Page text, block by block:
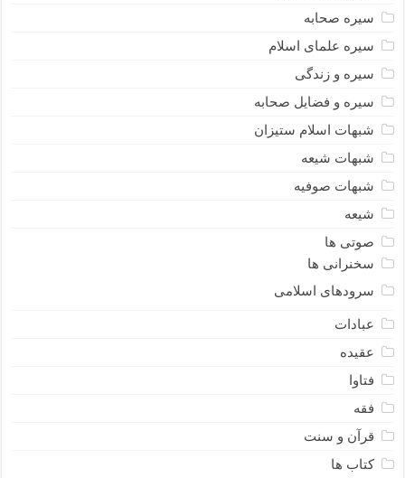
سیره صحابه
سیره علمای اسلام
سیره و زندگی
سیره و فضایل صحابه
شبهات اسلام ستیزان
شبهات شیعه
شبهات صوفیه
شیعه
صوتی ها
سخنرانی ها
سرودهای اسلامی
عبادات
عقیده
فتاوا
فقه
قرآن و سنت
کتاب ها